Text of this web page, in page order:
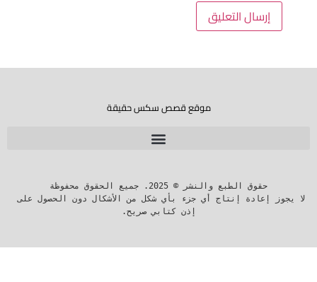
موقع قصص سكس حقيقة
لا يجوز إعادة إنتاج أي جزء بأي شكل من الأشكال دون الحصول على
إذن كتابي صريح.